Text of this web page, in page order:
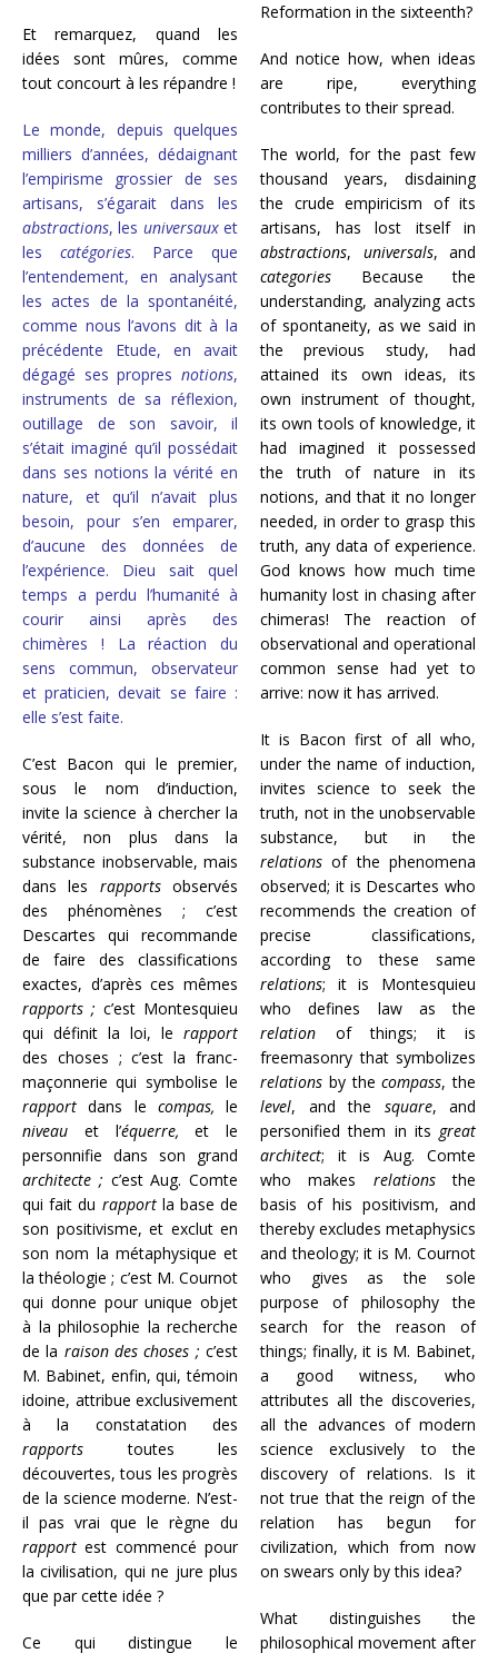
Et remarquez, quand les
idées sont mûres, comme
tout concourt à les répandre !
Le monde, depuis quelques
milliers d’années, dédaignant
l’empirisme grossier de ses
artisans, s’égarait dans les
abstractions, les universauxet
les catégories. Parce que
l’entendement, en analysant
les actes de la spontanéité,
comme nous l’avons dit à la
précédente Etude, en avait
dégagé ses propres notions,
instruments de sa réflexion,
outillage de son savoir, il
s’était imaginé qu’il possédait
dans ses notions la vérité en
nature, et qu’il n’avait plus
besoin, pour s’en emparer,
d’aucune des données de
l’expérience. Dieu sait quel
temps a perdu l’humanité à
courir ainsi après des
chimères ! La réaction du
sens commun, observateur
et praticien, devait se faire :
elle s’est faite.
C’est Bacon qui le premier,
sous le nom d’induction,
invite la science à chercher la
vérité, non plus dans la
substance inobservable, mais
dans les rapportsobservés
des phénomènes ; c’est
Descartes qui recommande
de faire des classifications
exactes, d’après ces mêmes
rapports ; c’est Montesquieu
qui définit la loi, le rapport
des choses ; c’est la franc-
maçonnerie qui symbolise le
rapport dans le compas, le
niveau et l’équerre, et le
personnifie dans son grand
architecte ; c’est Aug. Comte
qui fait du rapportla base de
son positivisme, et exclut en
son nom la métaphysique et
la théologie ; c’est M. Cournot
qui donne pour unique objet
à la philosophie la recherche
de la raison des choses ; c’est
M. Babinet, enfin, qui, témoin
idoine, attribue exclusivement
à la constatation des
rapports toutes les
découvertes, tous les progrès
de la science moderne. N’est-
il pas vrai que le règne du
rapport est commencé pour
la civilisation, qui ne jure plus
que par cette idée ?
Ce qui distingue le
Reformation in the sixteenth?
And notice how, when ideas
are ripe, everything
contributes to their spread.
The world, for the past few
thousand years, disdaining
the crude empiricism of its
artisans, has lost itself in
abstractions, universals, and
categories Because the
understanding, analyzing acts
of spontaneity, as we said in
the previous study, had
attained its own ideas, its
own instrument of thought,
its own tools of knowledge, it
had imagined it possessed
the truth of nature in its
notions, and that it no longer
needed, in order to grasp this
truth, any data of experience.
God knows how much time
humanity lost in chasing after
chimeras! The reaction of
observational and operational
common sense had yet to
arrive: now it has arrived.
It is Bacon first of all who,
under the name of induction,
invites science to seek the
truth, not in the unobservable
substance, but in the
relations of the phenomena
observed; it is Descartes who
recommends the creation of
precise classifications,
according to these same
relations; it is Montesquieu
who defines law as the
relation of things; it is
freemasonry that symbolizes
relations by thecompass, the
level, and the square, and
personified them in its great
architect; it is Aug. Comte
who makes relationsthe
basis of his positivism, and
thereby excludes metaphysics
and theology; it is M. Cournot
who gives as the sole
purpose of philosophy the
search for the reason of
things; finally, it is M. Babinet,
a good witness, who
attributes all the discoveries,
all the advances of modern
science exclusively to the
discovery of relations. Is it
not true that the reign of the
relation has begun for
civilization, which from now
on swears only by this idea?
What distinguishes the
philosophical movement after